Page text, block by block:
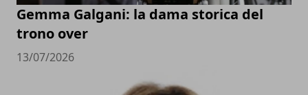
Gemma Galgani: la dama storica del
trono over
13/07/2026